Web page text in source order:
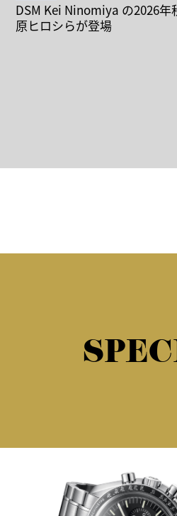
DSM Kei Ninomiya の2026年
原ヒロシらが登場